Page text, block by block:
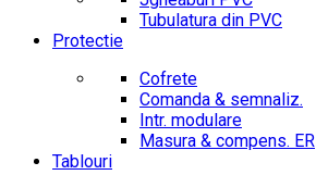
Tubulatura din PVC
Protectie
Cofrete
Comanda & semnaliz.
Intr. modulare
Masura & compens. ER
Tablouri